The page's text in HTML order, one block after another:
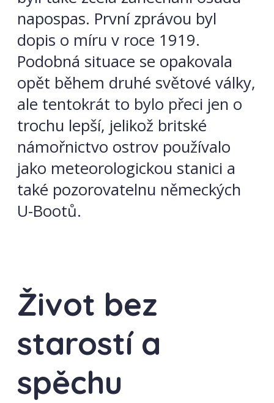
napospas. První zprávou byl
dopis o míru v roce 1919.
Podobná situace se opakovala
opět během druhé světové války,
ale tentokrát to bylo přeci jen o
trochu lepší, jelikož britské
námořnictvo ostrov používalo
jako meteorologickou stanici a
také pozorovatelnu německých
U-Bootů.
Život bez
starostí a
spěchu